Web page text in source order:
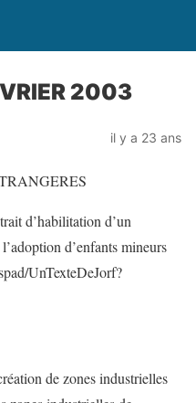
2003
il y a 23 ans
d’habilitation d’un
d’enfants mineurs
UnTexteDeJorf?
de zones industrielles